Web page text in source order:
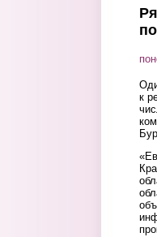
к